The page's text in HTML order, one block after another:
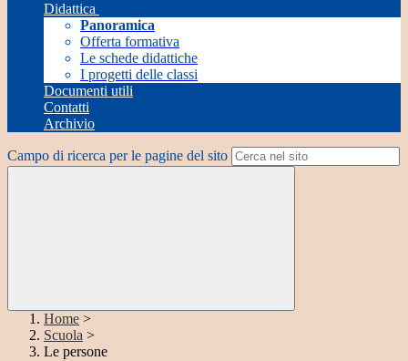
Didattica
Panoramica
Offerta formativa
Le schede didattiche
I progetti delle classi
Documenti utili
Contatti
Archivio
Campo di ricerca per le pagine del sito
Home >
Scuola >
Le persone